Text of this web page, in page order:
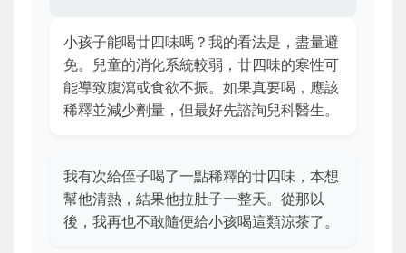
小孩子能喝廿四味嗎？我的看法是，盡量避
免。兒童的消化系統較弱，廿四味的寒性可
能導致腹瀉或食欲不振。如果真要喝，應該
稀釋並減少劑量，但最好先諮詢兒科醫生。
我有次給侄子喝了一點稀釋的廿四味，本想
幫他清熱，結果他拉肚子一整天。從那以
後，我再也不敢隨便給小孩喝這類涼茶了。